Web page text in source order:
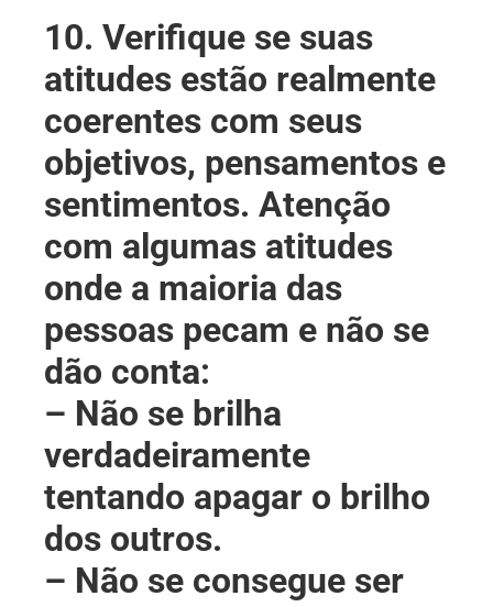
10. Verifique se suas
atitudes estão realmente
coerentes com seus
objetivos, pensamentos e
sentimentos. Atenção
com algumas atitudes
onde a maioria das
pessoas pecam e não se
dão conta:
– Não se brilha
verdadeiramente
tentando apagar o brilho
dos outros.
– Não se consegue ser